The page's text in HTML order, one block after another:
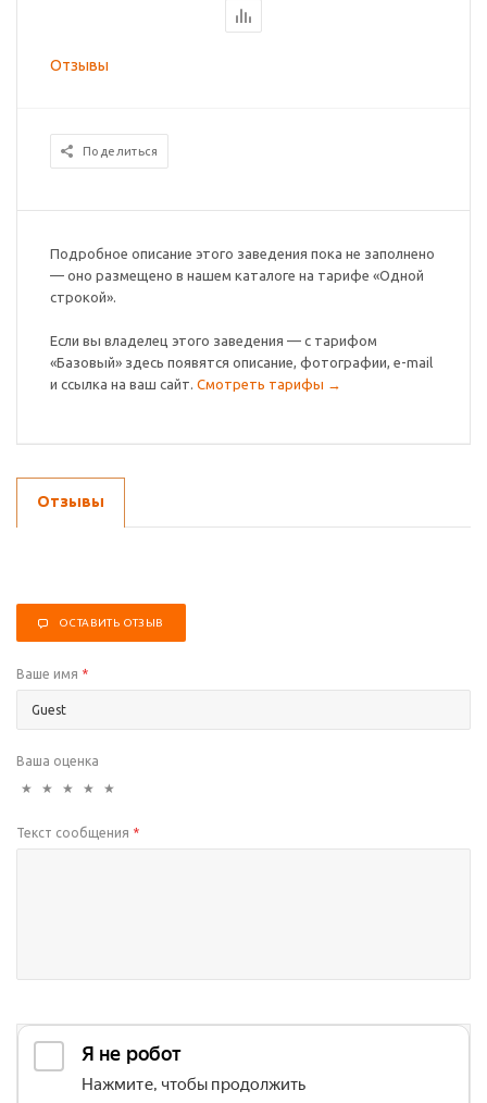
Отзывы
Поделиться
Подробное описание этого заведения пока не заполнено
— оно размещено в нашем каталоге на тарифе «Одной
строкой».
Если вы владелец этого заведения — с тарифом
«Базовый» здесь появятся описание, фотографии, e-mail
и ссылка на ваш сайт. Смотреть тарифы →
Отзывы
ОСТАВИТЬ ОТЗЫВ
Ваше имя *
Ваша оценка
★
★
★
★
★
Текст сообщения *